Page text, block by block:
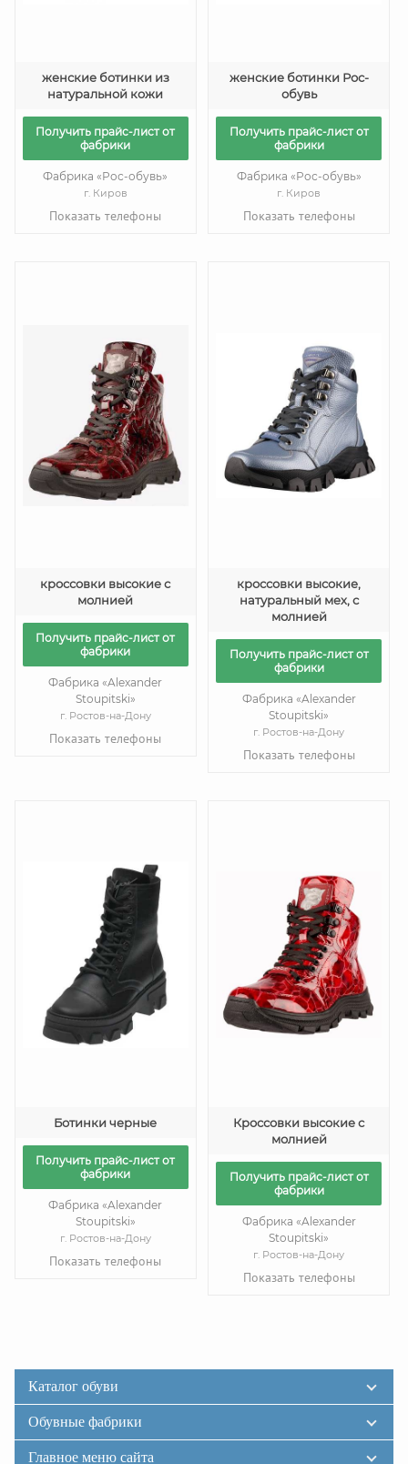
женские ботинки из
натуральной кожи
Получить прайс-лист от
фабрики
Фабрика «Рос-обувь»
г. Киров
Показать телефоны
женские ботинки Рос-
обувь
Получить прайс-лист от
фабрики
Фабрика «Рос-обувь»
г. Киров
Показать телефоны
кроссовки высокие с
молнией
Получить прайс-лист от
фабрики
Фабрика «Alexander
Stoupitski»
г. Ростов-на-Дону
Показать телефоны
кроссовки высокие,
натуральный мех, с
молнией
Получить прайс-лист от
фабрики
Фабрика «Alexander
Stoupitski»
г. Ростов-на-Дону
Показать телефоны
Ботинки черные
Получить прайс-лист от
фабрики
Фабрика «Alexander
Stoupitski»
г. Ростов-на-Дону
Показать телефоны
Кроссовки высокие с
молнией
Получить прайс-лист от
фабрики
Фабрика «Alexander
Stoupitski»
г. Ростов-на-Дону
Показать телефоны
Каталог обуви
Обувные фабрики
Главное меню сайта